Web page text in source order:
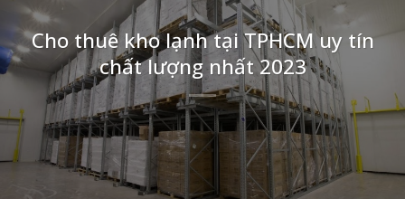
Cho thuê kho lạnh tại TPHCM uy tín
chất lượng nhất 2023